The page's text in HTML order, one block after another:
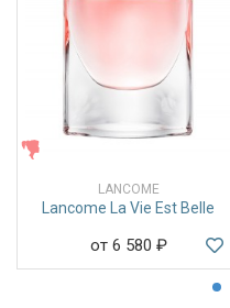
LANCOME
Lancome La Vie Est Belle
от 6 580 ₽